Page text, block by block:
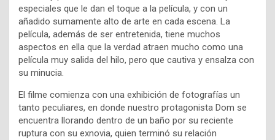
especiales que le dan el toque a la película, y con un
añadido sumamente alto de arte en cada escena. La
película, además de ser entretenida, tiene muchos
aspectos en ella que la verdad atraen mucho como una
película muy salida del hilo, pero que cautiva y ensalza con
su minucia.
El filme comienza con una exhibición de fotografías un
tanto peculiares, en donde nuestro protagonista Dom se
encuentra llorando dentro de un baño por su reciente
ruptura con su exnovia, quien terminó su relación